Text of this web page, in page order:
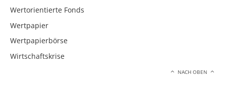
Wertorientierte Fonds
Wertpapier
Wertpapierbörse
Wirtschaftskrise
NACH OBEN